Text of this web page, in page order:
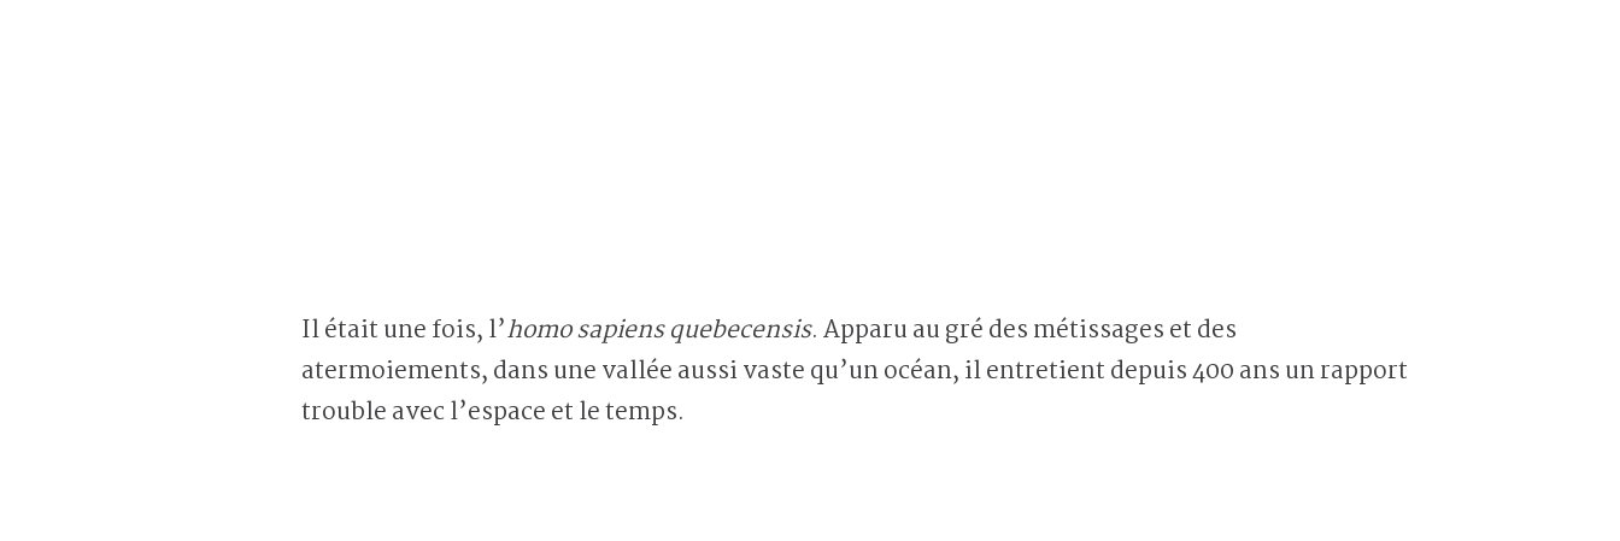
Il était une fois, l’homo sapiens quebecensis. Apparu au gré des métissages et des
atermoiements, dans une vallée aussi vaste qu’un océan, il entretient depuis 400 ans un rapport
trouble avec l’espace et le temps.